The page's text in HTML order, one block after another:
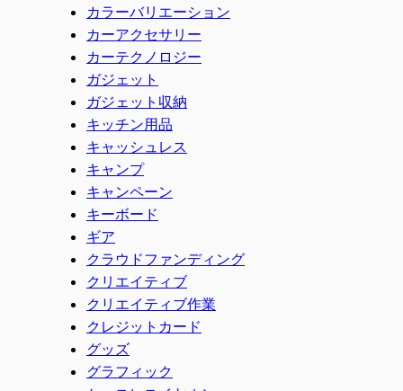
カラーバリエーション
カーアクセサリー
カーテクノロジー
ガジェット
ガジェット収納
キッチン用品
キャッシュレス
キャンプ
キャンペーン
キーボード
ギア
クラウドファンディング
クリエイティブ
クリエイティブ作業
クレジットカード
グッズ
グラフィック